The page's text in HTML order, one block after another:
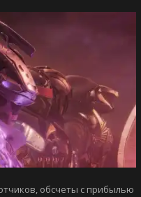
обсчеты с прибылью